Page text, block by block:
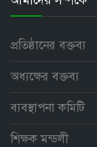
প্রতিষ্ঠানের বক্তব্য
অধ্যক্ষের বক্তব্য
ব্যবস্থাপনা কমিটি
শিক্ষক মন্ডলী